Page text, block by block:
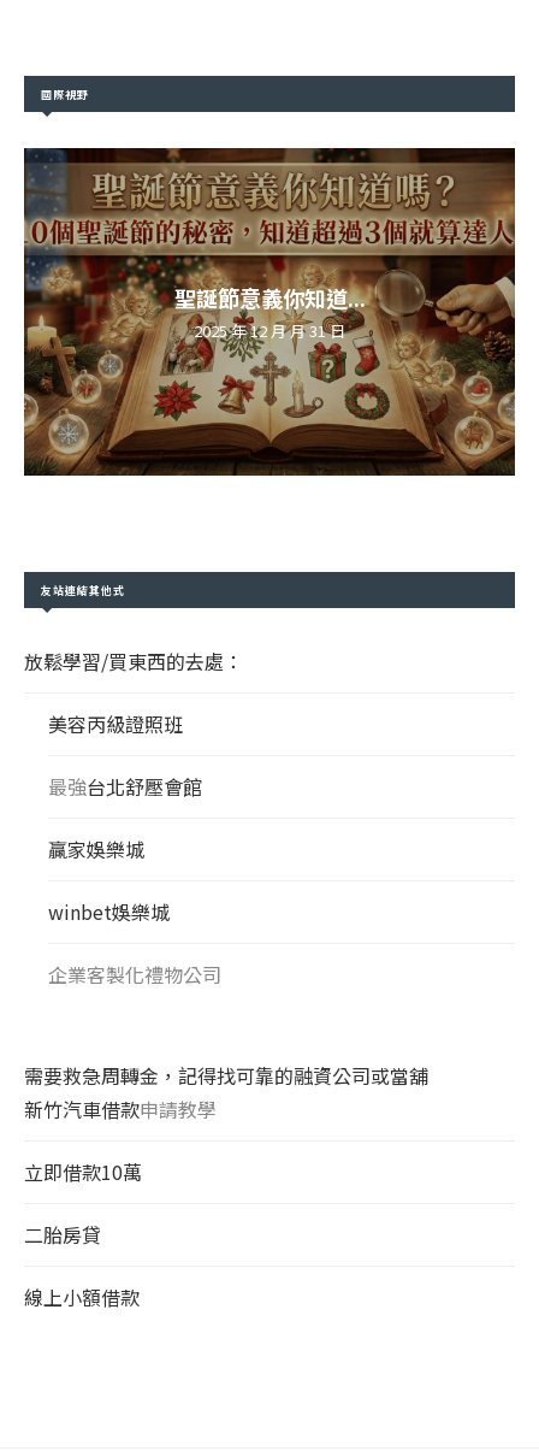
國際視野
聖誕節意義你知道...
2025 年 12 月 月 31 日
友站連結其他式
放鬆學習/買東西的去處：
美容丙級證照班
最強台北舒壓會館
贏家娛樂城
winbet娛樂城
企業客製化禮物公司
需要救急周轉金，記得找可靠的融資公司或當舖
新竹汽車借款申請教學
立即借款10萬
二胎房貸
線上小額借款